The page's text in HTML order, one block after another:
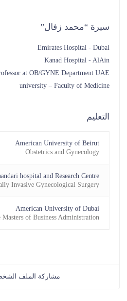
سيرة “محمد زفال”
Emirates Hospital - Dubai
Kanad Hospital - AlAin
at OB/GYNE Department UAE
university – Faculty of Medicine
التعليم
American University of Beirut
Obstetrics and Gynecology
hospital and Research Centre
Invasive Gynecological Surgery
American University of Dubai
Masters of Business Administration
مشاركة الملف